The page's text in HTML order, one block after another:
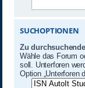
SUCHOPTIONEN
Zu
Wähle das Forum
soll. Unterforen
Option „Unterforen